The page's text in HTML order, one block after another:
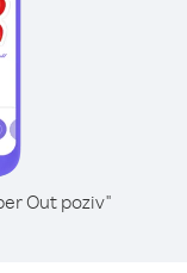
Out poziv"